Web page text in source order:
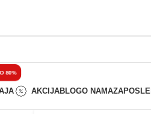
80%
AKCIJABLOGO NAMA